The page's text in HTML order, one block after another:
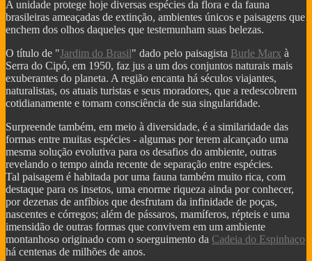
OPORTUNIDADES
O QUE É RESERVA LEGAL
O QUE SÃO ÁREAS DE PRESERVAÇÃO
PERMANENTE
CADASTRO AMBIENTAL RURAL (CAR) -
COMO ESCOLHER UM LOTE OU TERRENO PARA
COMPRAR
Nevis Sociedade de Responsabilidade Limitada (LLC)
AS VANTAGENS DE UMA HOLDING FAMILIAR -
CONHEÇA
PARQUE DA SERRA DO CIPÓ GANHA PACOTE DE
OBRAS
DER AUTORIZA CONSTRUÇÃO DE PONTE RIO DAS
VELHAS
COMO RESOLVER PROBLEMAS C/
DOCUMENTAÇÃO DE IMÓVEIS
COMO FUNCIONA COMISSÃO DO CORRETOR DE
IMÓVEIS
FÉRIAS DE JULHO - PASSEIO DE MARIA FUMAÇA
A unidade protege hoje diversas espécies da flora e da fauna
brasileiras ameaçadas de extinção, ambientes únicos e paisagens que
enchem dos olhos daqueles que testemunham suas belezas.
O título de "Jardim do Brasil" dado pelo paisagista Burle Marx à
Serra do Cipó, em 1950, faz jus a um dos conjuntos naturais mais
exuberantes do planeta. A região encanta há séculos viajantes,
naturalistas, os atuais turistas e seus moradores, que a redescobrem
cotidianamente e tomam consciência de sua singularidade.
Surpreende também, em meio à diversidade, é a similaridade das
formas entre muitas espécies - algumas por terem alcançado uma
mesma solução evolutiva para os desafios do ambiente, outras
revelando o tempo ainda recente de separação entre espécies.
Tal paisagem é habitada por uma fauna também muito rica, com
destaque para os insetos, uma enorme riqueza ainda por conhecer,
por dezenas de anfíbios que desfrutam da infinidade de poças,
nascentes e córregos; além de pássaros, mamíferos, répteis e uma
imensidão de outras formas que convivem em um ambiente
montanhoso originado com o soerguimento da Cadeia do Espinhaço
há centenas de milhões de anos.